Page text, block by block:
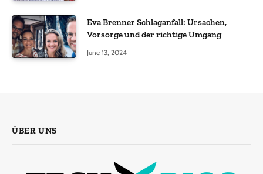
Eva Brenner Schlaganfall: Ursachen,
Vorsorge und der richtige Umgang
June 13, 2024
ÜBER UNS